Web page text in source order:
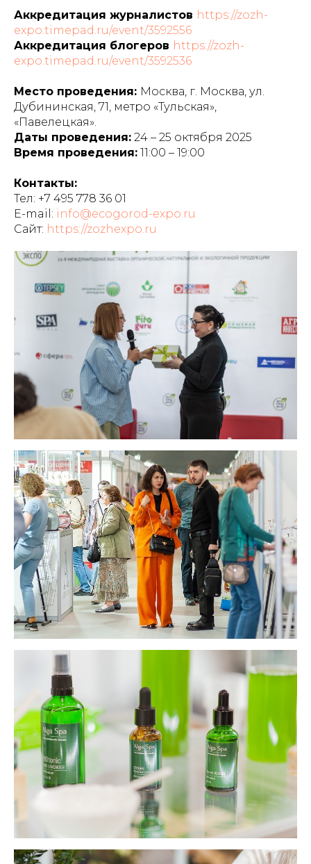
Аккредитация журналистов https://zozh-
expo.timepad.ru/event/3592556
Аккредитация блогеров https://zozh-
expo.timepad.ru/event/3592536
Место проведения: Москва, г. Москва, ул.
Дубининская, 71, метро «Тульская»,
«Павелецкая».
Даты проведения: 24 – 25 октября 2025
Время проведения: 11:00 – 19:00
Контакты:
Тел: +7 495 778 36 01
E-mail: info@ecogorod-expo.ru
Сайт: https://zozhexpo.ru